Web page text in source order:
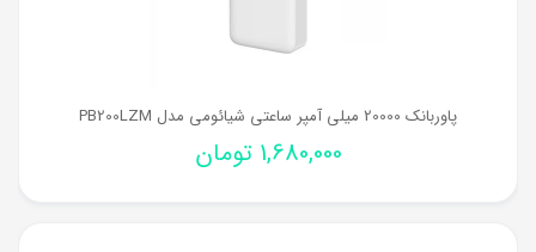
پاوربانک 20000 میلی آمپر ساعتی شیائومی مدل PB200LZM
1,680,000 تومان